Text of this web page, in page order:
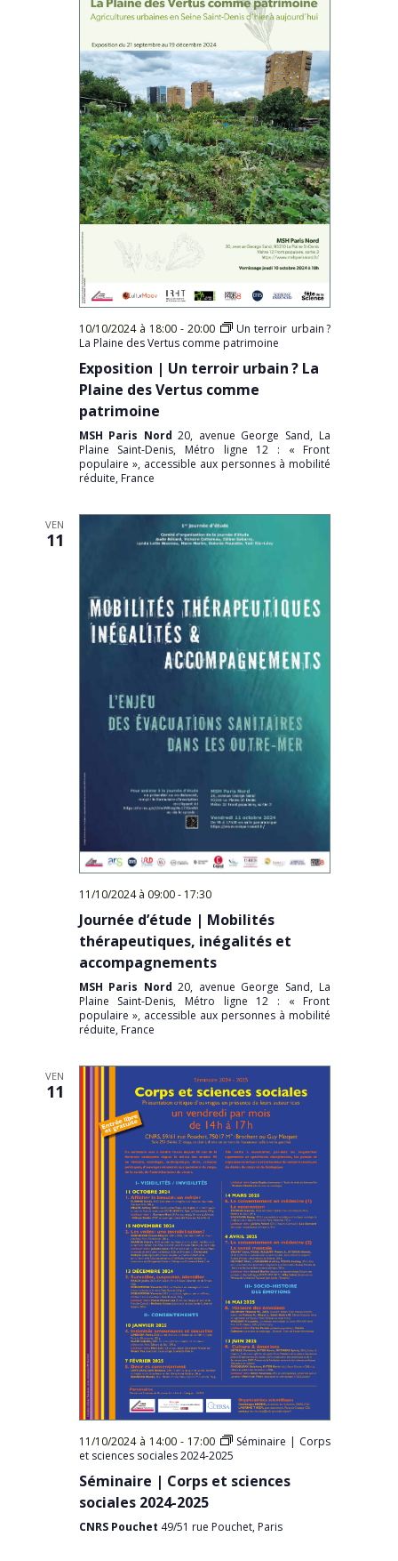
10/10/2024 à 18:00- 20:00
Un terroir urbain ?
La Plaine des Vertus comme patrimoine
Exposition | Un terroir urbain ? La
Plaine des Vertus comme
patrimoine
MSH Paris Nord20, avenue George Sand, La
Plaine Saint-Denis, Métro ligne 12 : « Front
populaire », accessible aux personnes à mobilité
réduite, France
VEN
11
11/10/2024 à 09:00- 17:30
Journée d’étude | Mobilités
thérapeutiques, inégalités et
accompagnements
MSH Paris Nord20, avenue George Sand, La
Plaine Saint-Denis, Métro ligne 12 : « Front
populaire », accessible aux personnes à mobilité
réduite, France
VEN
11
11/10/2024 à 14:00- 17:00
Séminaire | Corps
et sciences sociales 2024-2025
Séminaire | Corps et sciences
sociales 2024-2025
CNRS Pouchet 49/51 rue Pouchet, Paris